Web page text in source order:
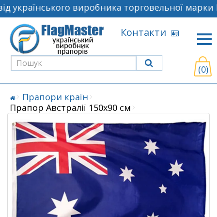
українського виробника торговельної марки
Контакти
(0)
Прапори країн
Прапор Австралії 150х90 см